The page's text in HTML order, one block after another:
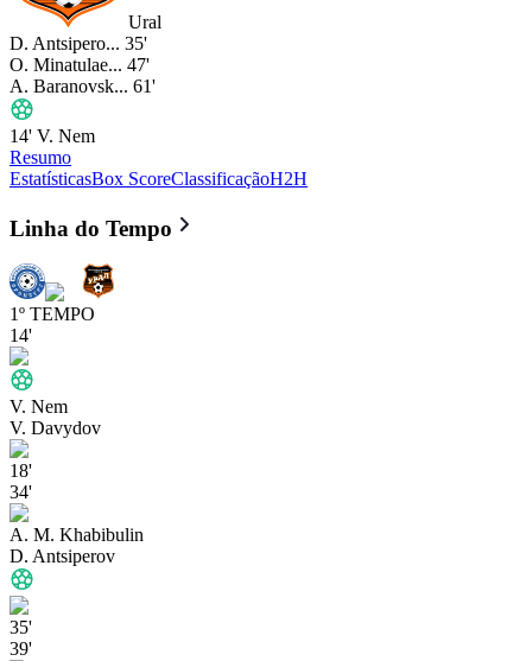
Ural
D. Antsipero... 35'
O. Minatulae... 47'
A. Baranovsk... 61'
14' V. Nem
Resumo
EstatísticasBox ScoreClassificaçãoH2H
Orenburg 2
Linha do Tempo
1º TEMPO
14'
V. Nem
V. Davydov
18'
34'
A. M. Khabibulin
D. Antsiperov
35'
39'